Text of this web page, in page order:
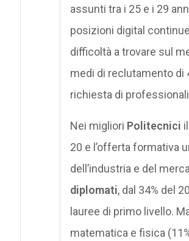
assunti tra i 25 e i 29
posizioni digital
difficoltà a trovare sul
medi di reclutamento di
richiesta di
Nei migliori Politecnici
20 e l’offerta formativa
dell’industria e del
diplomati, dal 34% del
lauree di primo livello.
matematica e fisica